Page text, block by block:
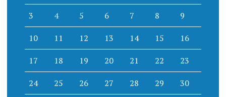
3 4 5 6 7 8 9
10 11 12 13 14 15 16
17 18 19 20 21 22 23
24 25 26 27 28 29 30